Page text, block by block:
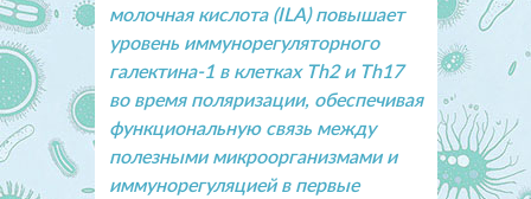
молочная кислота (ILA) повышает
уровень иммунорегуляторного
галектина-1 в клетках Th2 и Th17
во время поляризации, обеспечивая
функциональную связь между
полезными микроорганизмами и
иммунорегуляцией в первые